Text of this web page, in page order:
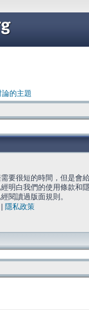
的主題
要很短的時間，但是會
明白我們的使用條款和
閱讀過版面規則。
隱私政策